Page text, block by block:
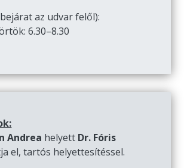
az udvar felől):
6.30–8.30
Andrea helyett Dr. Fóris
el, tartós helyettesítéssel.